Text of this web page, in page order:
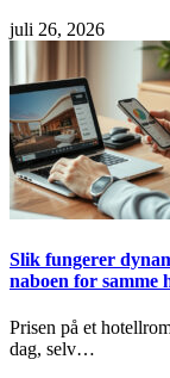
juli 26, 2026
Slik fungerer
naboen for samme
Prisen på et
dag, selv…